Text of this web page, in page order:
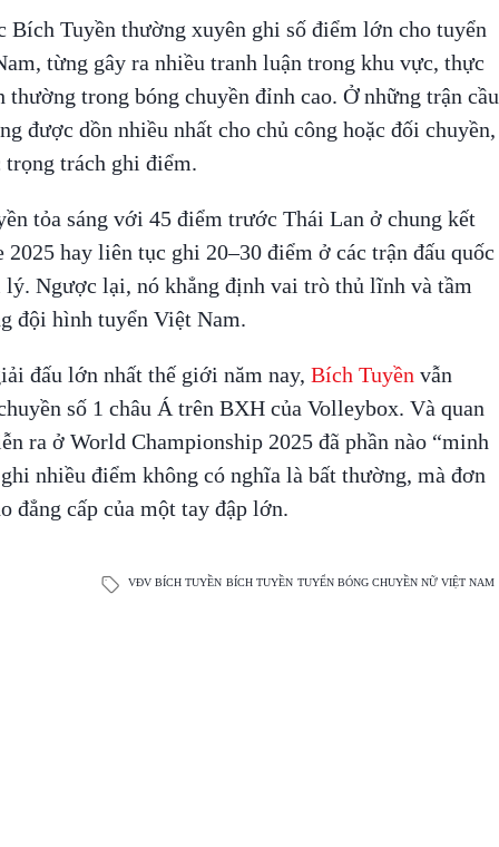
Bích Tuyền thường xuyên ghi số điểm lớn cho tuyển
từng gây ra nhiều tranh luận trong khu vực, thực
thường trong bóng chuyền đỉnh cao. Ở những trận cầu
được dồn nhiều nhất cho chủ công hoặc đối chuyền,
trách ghi điểm.
tỏa sáng với 45 điểm trước Thái Lan ở chung kết
2025 hay liên tục ghi 20–30 điểm ở các trận đấu quốc
lý. Ngược lại, nó khẳng định vai trò thủ lĩnh và tầm
đội hình tuyển Việt Nam.
đấu lớn nhất thế giới năm nay, Bích Tuyền vẫn
số 1 châu Á trên BXH của Volleybox. Và quan
ra ở World Championship 2025 đã phần nào “minh
nhiều điểm không có nghĩa là bất thường, mà đơn
đẳng cấp của một tay đập lớn.
VĐV BÍCH TUYỀN BÍCH TUYỀN TUYỂN BÓNG CHUYỀN NỮ VIỆT NAM